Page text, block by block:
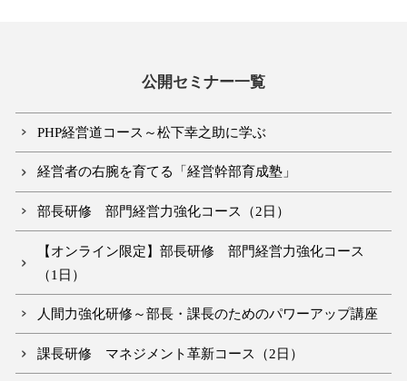
公開セミナー一覧
PHP経営道コース～松下幸之助に学ぶ
経営者の右腕を育てる「経営幹部育成塾」
部長研修 部門経営力強化コース（2日）
【オンライン限定】部長研修 部門経営力強化コース
（1日）
人間力強化研修～部長・課長のためのパワーアップ講座
課長研修 マネジメント革新コース（2日）